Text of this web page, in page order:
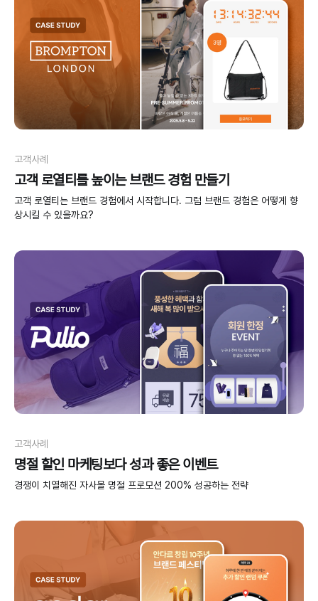
고객사례
고객 로열티를 높이는 브랜드 경험 만들기
고객 로열티는 브랜드 경험에서 시작합니다. 그럼 브랜드 경험은 어떻게 향
상시킬 수 있을까요?
고객사례
명절 할인 마케팅보다 성과 좋은 이벤트
경쟁이 치열해진 자사몰 명절 프로모션 200% 성공하는 전략